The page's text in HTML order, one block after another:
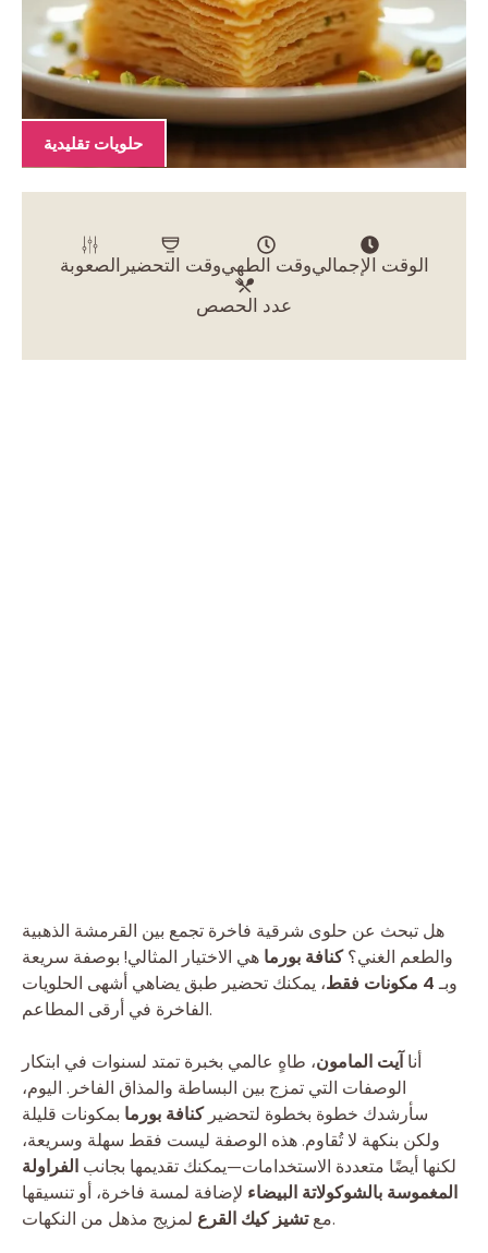
حلويات تقليدية
الصعوبة وقت التحضيروقت الطهيالوقت الإجمالي
عدد الحصص
هل تبحث عن حلوى شرقية فاخرة تجمع بين القرمشة الذهبية
والطعم الغني؟كنافة بورما هي الاختيار المثالي! بوصفة سريعة
وبـ4 مكونات فقط
، يمكنك تحضير طبق يضاهي أشهى الحلويات
الفاخرة في أرقى المطاعم.
أنا آيت المامون، طاهٍ عالمي بخبرة تمتد لسنوات في ابتكار
الوصفات التي تمزج بين البساطة والمذاق الفاخر. اليوم،
سأرشدك خطوة بخطوة لتحضيركنافة بورما بمكونات قليلة
ولكن بنكهة لا تُقاوم. هذه الوصفة ليست فقط سهلة وسريعة،
لكنها أيضًا متعددة الاستخدامات—يمكنك تقديمها بجانب الفراولة
المغموسة بالشوكولاتة البيضاء لإضافة لمسة فاخرة، أو تنسيقها
معتشيز كيك القرع لمزيج مذهل من النكهات.